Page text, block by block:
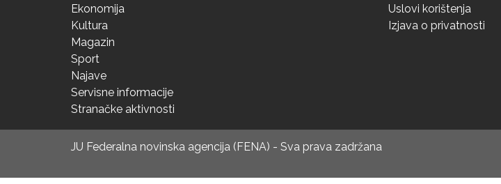
Ekonomija
Kultura
Magazin
Sport
Najave
Servisne informacije
Stranačke aktivnosti
Uslovi korištenja
Izjava o privatnosti
JU Federalna novinska agencija (FENA) - Sva prava zadržana